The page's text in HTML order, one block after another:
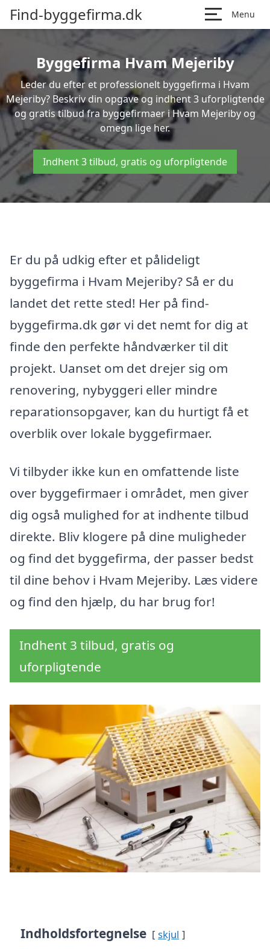
Find-byggefirma.dk Menu
Byggefirma Hvam Mejeriby
Leder du efter et professionelt byggefirma i Hvam
Mejeriby? Beskriv din opgave og indhent 3 uforpligtende
og gratis tilbud fra byggefirmaer i Hvam Mejeriby og
omegn lige her.
Indhent 3 tilbud, gratis og uforpligtende
Er du på udkig efter et pålideligt
byggefirma i Hvam Mejeriby? Så er du
landet det rette sted! Her på find-
byggefirma.dk gør vi det nemt for dig at
finde den perfekte håndværker til dit
projekt. Uanset om det drejer sig om
renovering, nybyggeri eller mindre
reparationsopgaver, kan du hurtigt få et
overblik over lokale byggefirmaer.
Vi tilbyder ikke kun en omfattende liste
over byggefirmaer i området, men giver
dig også mulighed for at indhente tilbud
direkte. Bliv klogere på dine muligheder
og find det byggefirma, der passer bedst
til dine behov i Hvam Mejeriby. Læs videre
og find den hjælp, du har brug for!
Indhent 3 tilbud, gratis og
uforpligtende
Indholdsfortegnelse skjul